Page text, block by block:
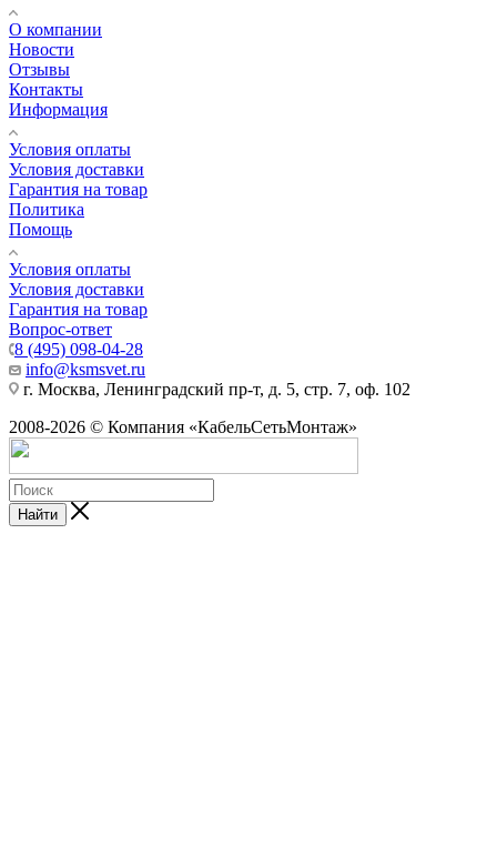
О компании
Новости
Отзывы
Контакты
Информация
Условия оплаты
Условия доставки
Гарантия на товар
Политика
Помощь
Условия оплаты
Условия доставки
Гарантия на товар
Вопрос-ответ
8 (495) 098-04-28
info@ksmsvet.ru
г. Москва, Ленинградский пр-т, д. 5, стр. 7, оф. 102
2008-2026 © Компания «КабельСетьМонтаж»
Найти